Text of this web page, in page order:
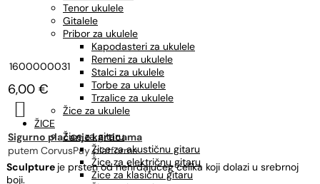
Tenor ukulele
Gitalele
Pribor za ukulele
Kapodasteri za ukulele
Remeni za ukulele
Stalci za ukulele
Torbe za ukulele
Trzalice za ukulele
Žice za ukulele
ŽICE
Žice za gitaru
Žice za akustičnu gitaru
Žice za električnu gitaru
Žice za klasičnu gitaru
1600000031
6,00 €

Sigurno plaćanje karticama
putem CorvusPay platforme
Sculpture je prsten od nehrđajućeg čelika koji dolazi u srebrnoj
boji.